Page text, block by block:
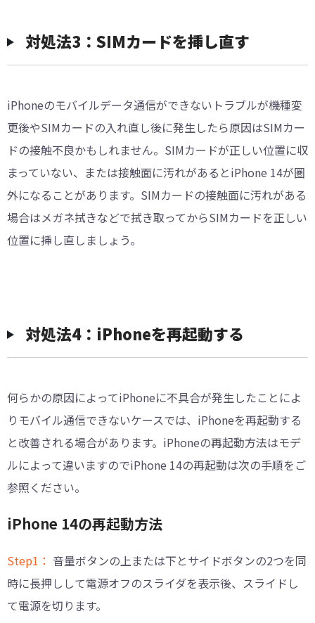
対処法3：SIMカードを挿し直す
iPhoneのモバイルデータ通信ができないトラブルが機種変
更後やSIMカードの入れ直し後に発生したら原因はSIMカー
ドの接触不良かもしれません。SIMカードが正しい位置に収
まっていない、または接触面に汚れがあるとiPhone 14が圏
外になることがあります。SIMカードの接触面に汚れがある
場合はメガネ拭きなどで拭き取ってからSIMカードを正しい
位置に挿し直しましょう。
対処法4：iPhoneを再起動する
何らかの原因によってiPhoneに不具合が発生したことによ
りモバイル通信できないケースでは、iPhoneを再起動する
と改善される場合があります。iPhoneの再起動方法はモデ
ルによって違いますのでiPhone 14の再起動は次の手順をご
参照ください。
iPhone 14の再起動方法
Step1： 音量ボタンの上または下とサイドボタンの2つを同
時に長押しして電源オフのスライダを表示後、スライドし
て電源を切ります。